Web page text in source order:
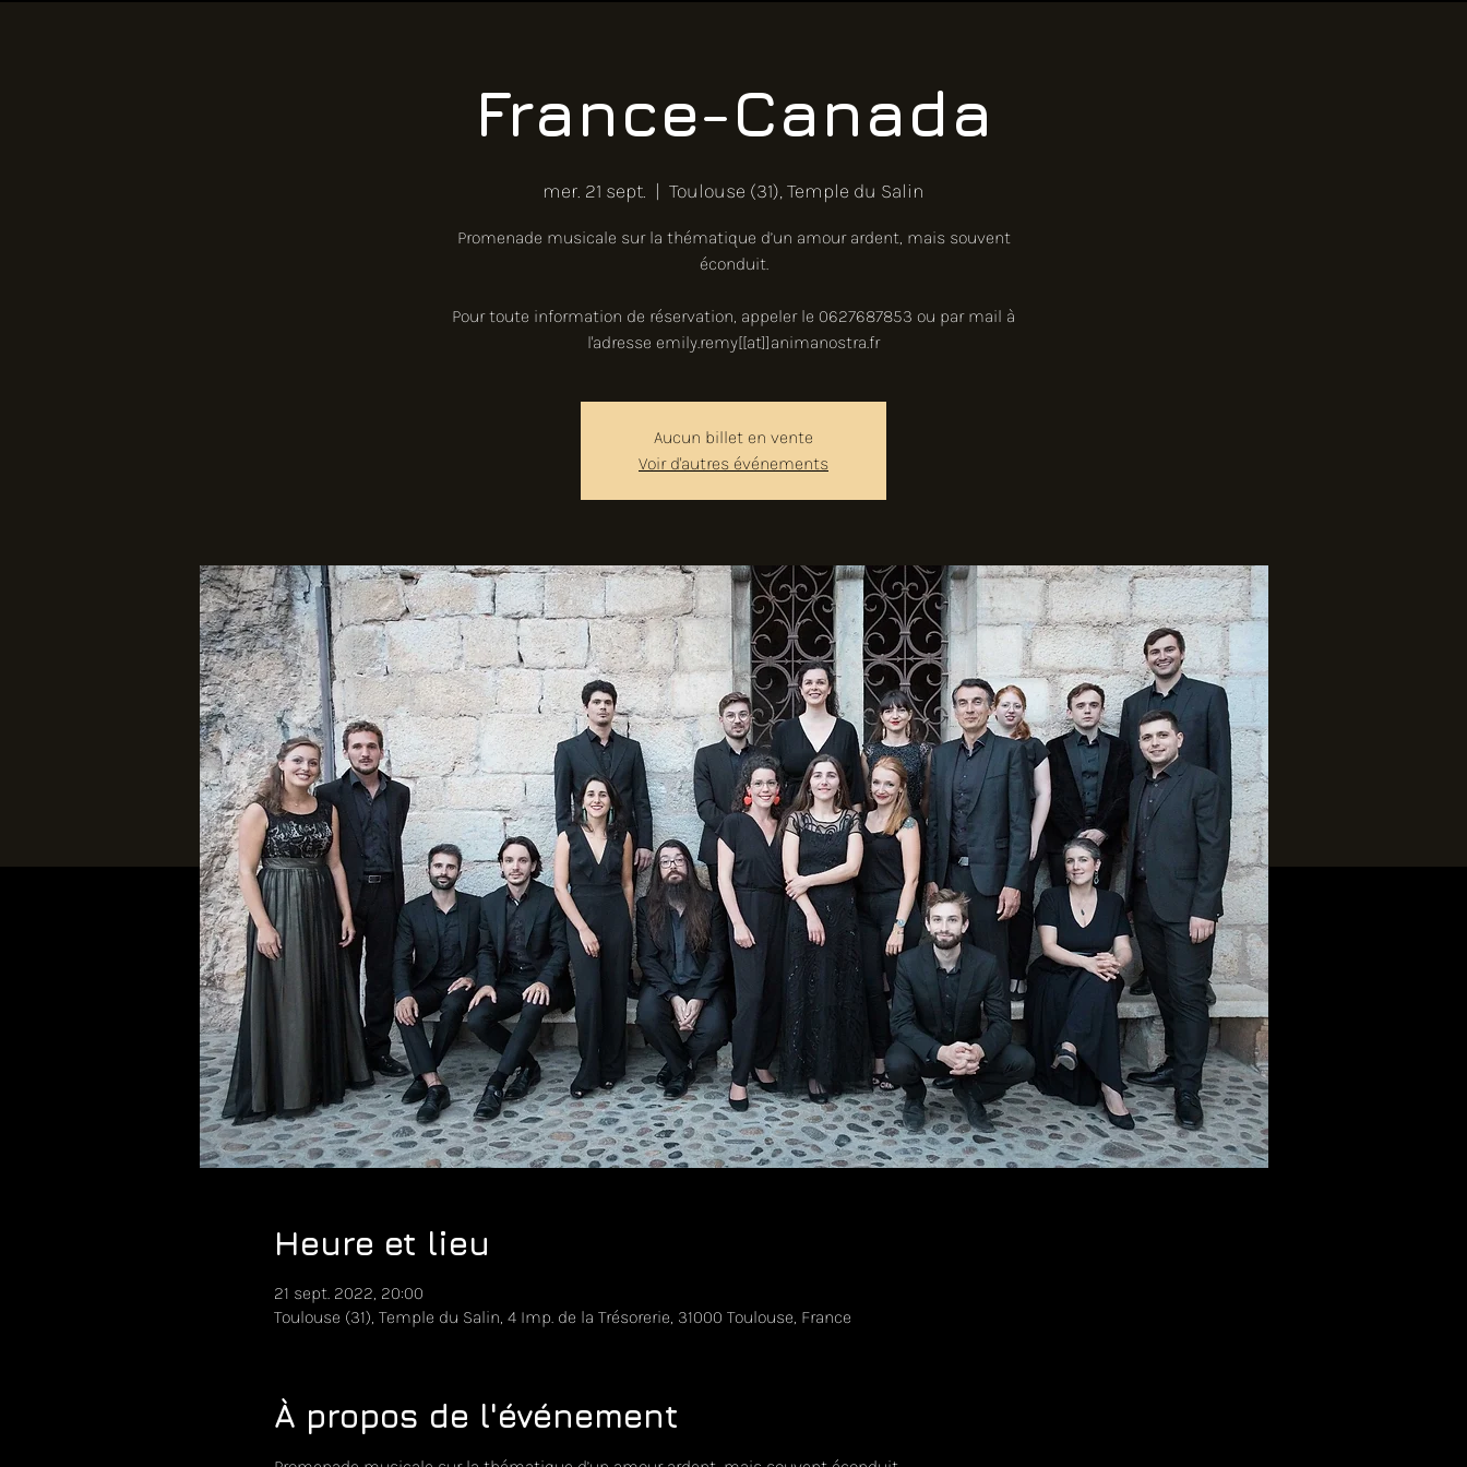
France-Canada
mer. 21 sept.
  |
Toulouse (31), Temple du Salin
Promenade musicale sur la thématique d’un amour ardent, mais souvent
éconduit.
Pour toute information de réservation, appeler le 0627687853 ou par mail à
l'adresse emily.remy[[at]]animanostra.fr
Aucun billet en vente
Voir d'autres événements
Heure et lieu
21 sept. 2022, 20:00
Toulouse (31), Temple du Salin, 4 Imp. de la Trésorerie, 31000 Toulouse, France
À propos de l'événement